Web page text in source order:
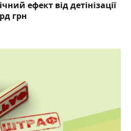
ефект від детінізації
грн